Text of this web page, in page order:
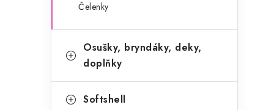
p
n
Čelenky
Osušky, bryndáky, deky,
doplňky
Softshell